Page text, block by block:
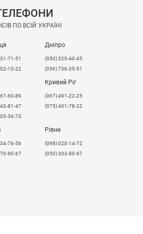
ПО ВСІЙ УКРАЇНІ
71-51
10-22
Дніпро
(050) 325-40-45
(056) 736-35-51
60-89
81-47
36-73
Кривий Ріг
(067) 491-22-25
(075) 401-78-22
76-56
90-67
Рівне
(098) 020-14-72
(050) 303-80-97